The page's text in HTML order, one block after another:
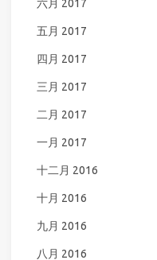
六月 2017
五月 2017
四月 2017
三月 2017
二月 2017
一月 2017
十二月 2016
十月 2016
九月 2016
八月 2016